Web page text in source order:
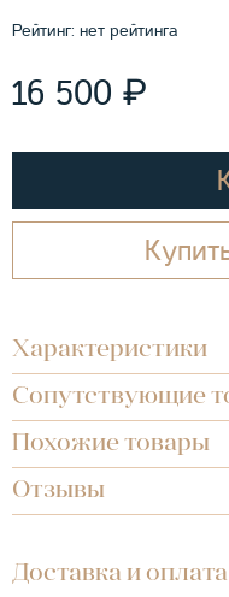
Рейтинг: нет рейтинга
16 500 ₽
Характеристики
Сопутствующие
Похожие товары
Отзывы
Доставка и оплата